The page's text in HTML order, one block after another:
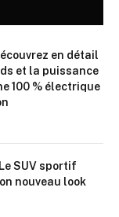
en détail
et la puissance
100 % électrique
SUV sportif
nouveau look